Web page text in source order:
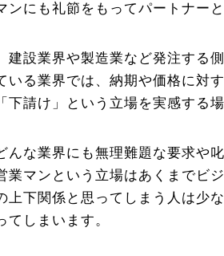
ンにも礼節をもってパートナー
建設業界や製造業など発注する
いる業界では、納期や価格に対
下請け」という立場を実感する
んな業界にも無理難題な要求や
業マンという立場はあくまでビ
上下関係と思ってしまう人は少
てしまいます。